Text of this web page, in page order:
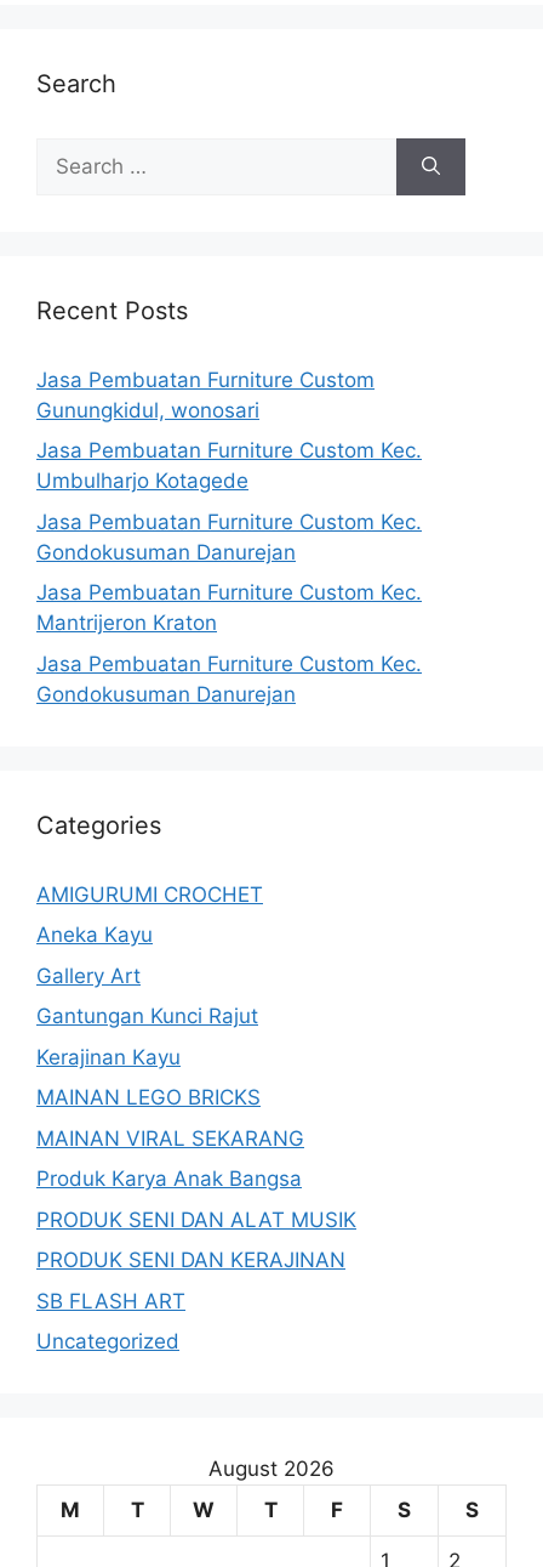
Search
for:
Recent Posts
Jasa Pembuatan Furniture Custom
Gunungkidul, wonosari
Jasa Pembuatan Furniture Custom Kec.
Umbulharjo Kotagede
Jasa Pembuatan Furniture Custom Kec.
Gondokusuman Danurejan
Jasa Pembuatan Furniture Custom Kec.
Mantrijeron Kraton
Jasa Pembuatan Furniture Custom Kec.
Gondokusuman Danurejan
Categories
AMIGURUMI CROCHET
Aneka Kayu
Gallery Art
Gantungan Kunci Rajut
Kerajinan Kayu
MAINAN LEGO BRICKS
MAINAN VIRAL SEKARANG
Produk Karya Anak Bangsa
PRODUK SENI DAN ALAT MUSIK
PRODUK SENI DAN KERAJINAN
SB FLASH ART
Uncategorized
August 2026
M
T W T F S S
1 2